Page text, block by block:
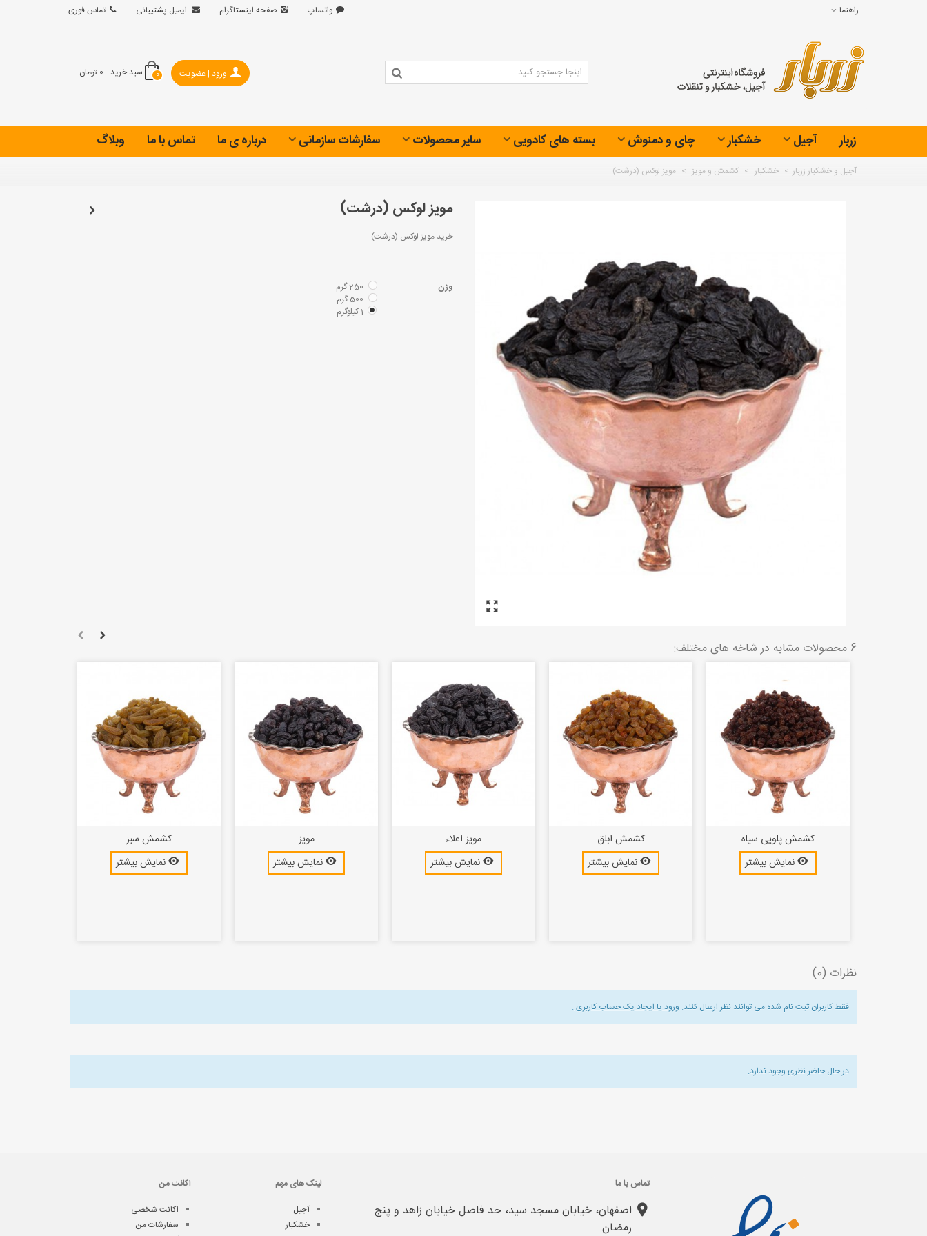
راهنما واتساپ صفحه اینستاگرام ایمیل پشتیبانی تماس فوری
0 سبد خرید - 0 تومان ورود | عضویت
زربار آجیل خشکبار چای و دمنوش بسته های کادویی سایر محصولات سفارشات سازمانی درباره ی ما تماس با ما وبلاگ
آجیل و خشکبار زربار > خشکبار > کشمش و مویز > مویز لوکس (درشت)
مویز لوکس (درشت)
خرید مویز لوکس (درشت)
وزن
250 گرم
500 گرم
1 کیلوگرم
6 محصولات مشابه در شاخه های مختلف:
کشمش سبز
نمایش بیشتر
مویز
نمایش بیشتر
مویز اعلاء
نمایش بیشتر
کشمش ابلق
نمایش بیشتر
کشمش پلویی سیاه
نمایش بیشتر
نظرات (0)
فقط کاربران ثبت نام شده می توانند نظر ارسال کنند. ورود یا ایجاد یک حساب کاربری.
در حال حاضر نظری وجود ندارد.
اکانت من
اکانت شخصی
سفارشات من
لینک های مهم
آجیل
خشکبار
تماس با ما
اصفهان، خیابان مسجد سید، حد فاصل خیابان زاهد و پنج
رمضان